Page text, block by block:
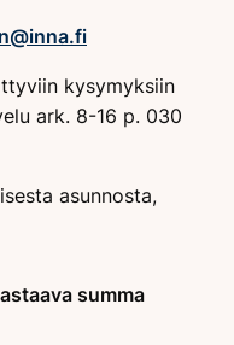
kysymyksiin
ark. 8-16 p. 030
asunnosta,
summa